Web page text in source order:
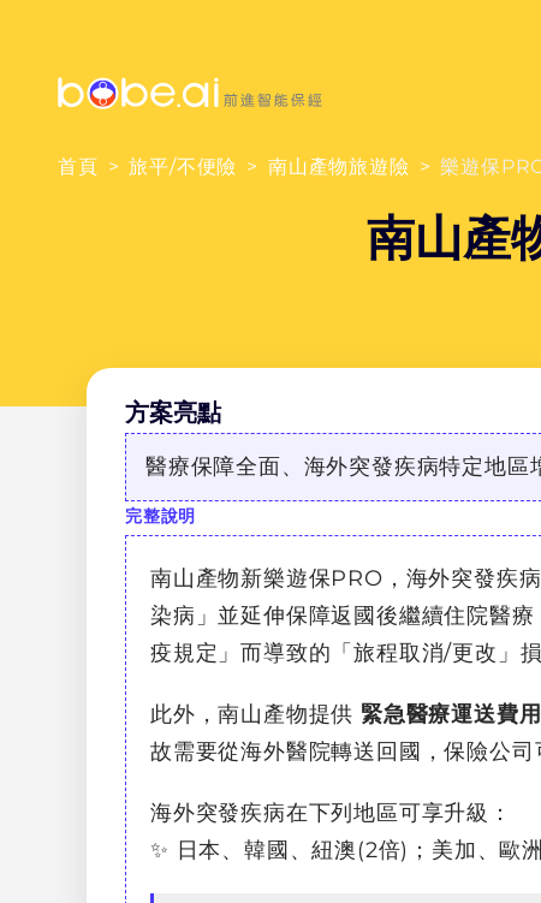
首頁 旅平/不便險 南山產物旅遊險 樂遊保
南山產
方案亮點
醫療保障全面、海外突發疾病特定地區
完整說明
南山產物新樂遊保PRO，海外突發疾
染病」並延伸保障返國後繼續住院醫
疫規定」而導致的「旅程取消/更改」損
此外，南山產物提供 緊急醫療運送費
故需要從海外醫院轉送回國，保險公司
海外突發疾病在下列地區可享升級：
✨ 日本、韓國、紐澳(2倍)；美加、歐